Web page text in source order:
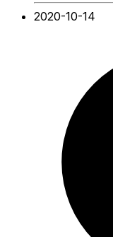
2020-10-14